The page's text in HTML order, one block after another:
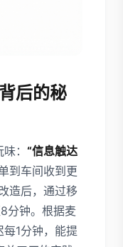
后的秘
： “信息触达
到车间收到更
造后，通过移
分钟。根据麦
1分钟，能提